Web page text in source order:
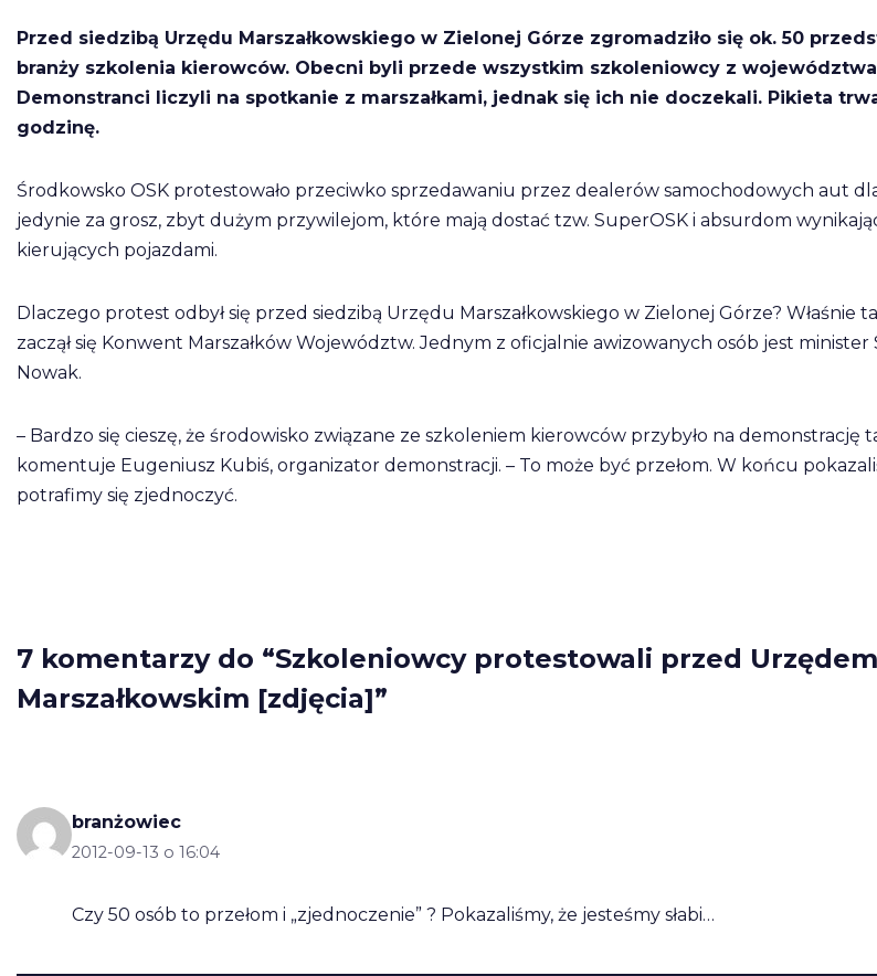
Przed siedzibą Urzędu Marszałkowskiego w Zielonej Górze zgromadziło się ok. 50
branży szkolenia kierowców. Obecni byli przede wszystkim szkoleniowcy z
Demonstranci liczyli na spotkanie z marszałkami, jednak się ich nie doczekali. Pikieta
godzinę.
Środkowsko OSK protestowało przeciwko sprzedawaniu przez dealerów samochodowych aut
jedynie za grosz, zbyt dużym przywilejom, które mają dostać tzw. SuperOSK i absurdom
kierujących pojazdami.
Dlaczego protest odbył się przed siedzibą Urzędu Marszałkowskiego w Zielonej Górze? Właśnie
zaczął się Konwent Marszałków Województw. Jednym z oficjalnie awizowanych osób jest minister
Nowak.
– Bardzo się cieszę, że środowisko związane ze szkoleniem kierowców przybyło na demonstrację
komentuje Eugeniusz Kubiś, organizator demonstracji. – To może być przełom. W końcu
potrafimy się zjednoczyć.
7 komentarzy do “Szkoleniowcy protestowali przed Urzędem
Marszałkowskim [zdjęcia]”
branżowiec
2012-09-13 o 16:04
Czy 50 osób to przełom i „zjednoczenie” ? Pokazaliśmy, że jesteśmy słabi…